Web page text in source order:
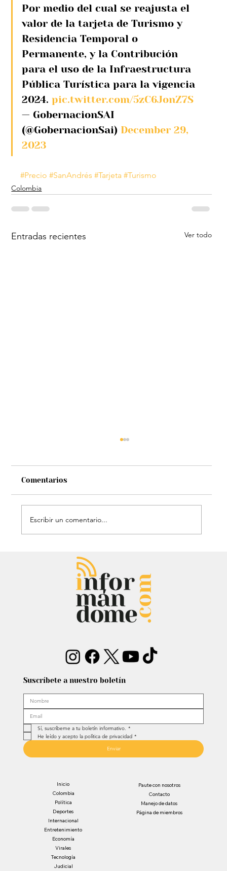
Por medio del cual se reajusta el
valor de la tarjeta de Turismo y
Residencia Temporal o
Permanente, y la Contribución
para el uso de la Infraestructura
Pública Turística para la vigencia
2024. pic.twitter.com/5zC6JonZ7S
— GobernacionSAI
(@GobernacionSai) December 29,
2023
#Precio #SanAndrés #Tarjeta #Turismo
Colombia
Entradas recientes Ver todo
Estatua de John Lennon, que era de
Carlos Lehder, regresó al Quindío y
reabrió debate sobre memoria y
narcotráfico
Comentarios
Escribir un comentario...
Suscríbete a nuestro boletín
Sí, suscríbeme a tu boletín informativo. *
He leído y acepto la política de privacidad *
Enviar
Inicio
Colombia
Política
Deportes
Internacional
Entretenimiento
Economía
Virales
Tecnología
Judicial
Paute con nosotros
Contacto
Manejo de datos
Página de miembros